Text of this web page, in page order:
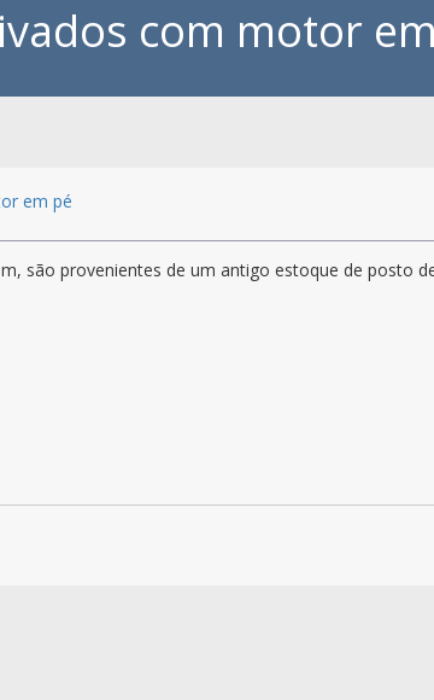
com motor
em pé
são provenientes de um antigo estoque de posto